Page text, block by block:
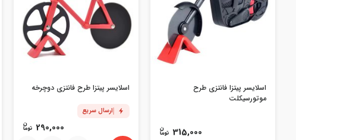
اسلایسر پیتزا فانتزی طرح
موتورسیکلت
315,000
اسلایسر پیتزا طرح فانتزی دوچرخه
ارسال سریع
290,000